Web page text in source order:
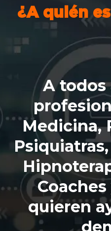
¿A quién
A todos
Medicina,
quieren